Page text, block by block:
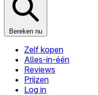
Bereken nu
Zelf kopen
Alles-in-één
Reviews
Prijzen
Log in